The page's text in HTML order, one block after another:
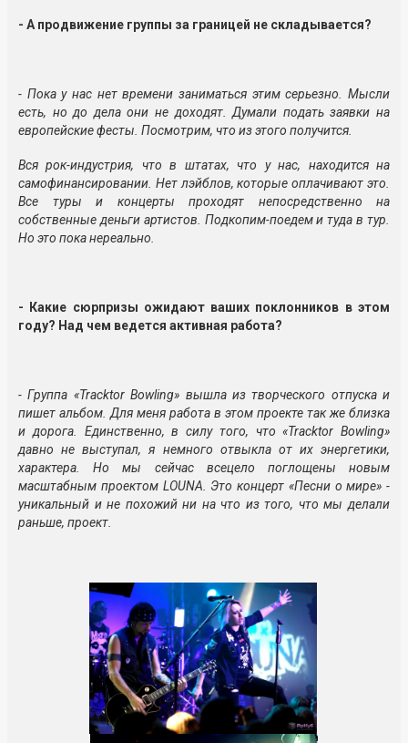
- А продвижение группы за границей не складывается?
- Пока у нас нет времени заниматься этим серьезно. Мысли
есть, но до дела они не доходят. Думали подать заявки на
европейские фесты. Посмотрим, что из этого получится.
Вся рок-индустрия, что в штатах, что у нас, находится на
самофинансировании. Нет лэйблов, которые оплачивают это.
Все туры и концерты проходят непосредственно на
собственные деньги артистов. Подкопим-поедем и туда в тур.
Но это пока нереально.
- Какие сюрпризы ожидают ваших поклонников в этом
году? Над чем ведется активная работа?
- Группа «Tracktor Bowling» вышла из творческого отпуска и
пишет альбом. Для меня работа в этом проекте так же близка
и дорога. Единственно, в силу того, что «Tracktor Bowling»
давно не выступал, я немного отвыкла от их энергетики,
характера. Но мы сейчас всецело поглощены новым
масштабным проектом LOUNA. Это концерт «Песни о мире» -
уникальный и не похожий ни на что из того, что мы делали
раньше, проект.